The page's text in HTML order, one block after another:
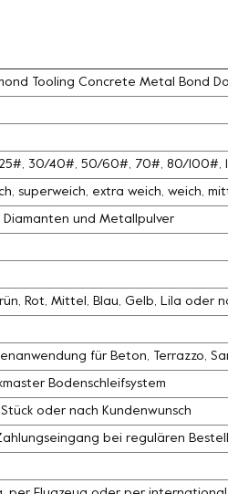
Tooling Concrete Metal Bond
25#, 30/40#, 50/60#, 70#, 80/
superweich, extra weich, weich,
Diamanten und Metallpulver
Rot, Mittel, Blau, Gelb, Lila oder
für Beton, Terrazzo,
Bodenschleifsystem
oder nach Kundenwunsch
bei regulären